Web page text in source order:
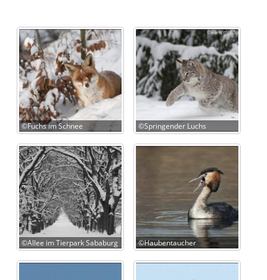
©Fuchs im Schnee ©Springender Luchs
©Allee im Tierpark Sababurg ©Haubentaucher